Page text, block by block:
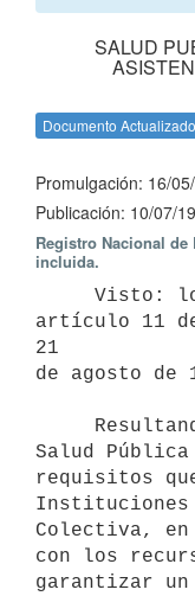
SALUD
Documento Actualizado
Promulgación: 16/
Publicación: 10/07/
Registro Nacional de
incluida.
artículo 11
21
de agosto de
Salud
requisitos
Instituciones
Colectiva,
con los
garantizar un